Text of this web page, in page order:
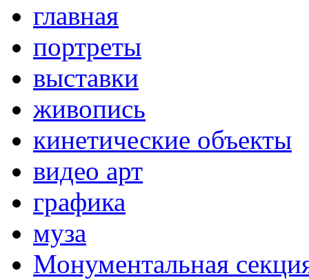
главная
портреты
выставки
живопись
кинетические объекты
видео арт
графика
муза
Монументальная